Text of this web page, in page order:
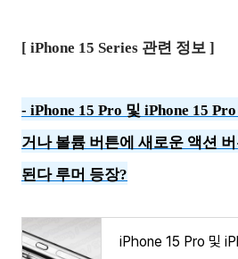
[ iPhone 15 Series 관련 정보 ]
- iPhone 15 Pro 및 iPhone 15
거나 볼륨 버튼에 새로운 액션
된다 루머 등장?